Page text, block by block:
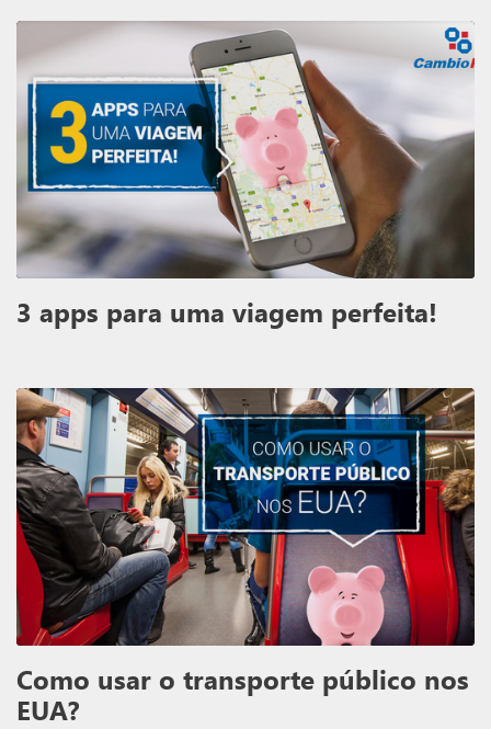
3 apps para uma viagem perfeita!
Como usar o transporte público nos
EUA?